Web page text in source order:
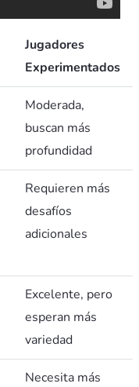
Jugadores
Experimentados
Moderada,
buscan más
profundidad
Requieren más
desafíos
adicionales
Excelente, pero
esperan más
variedad
Necesita más